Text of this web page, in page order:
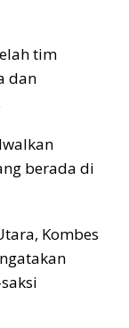
tim
dan
berada di
Kombes